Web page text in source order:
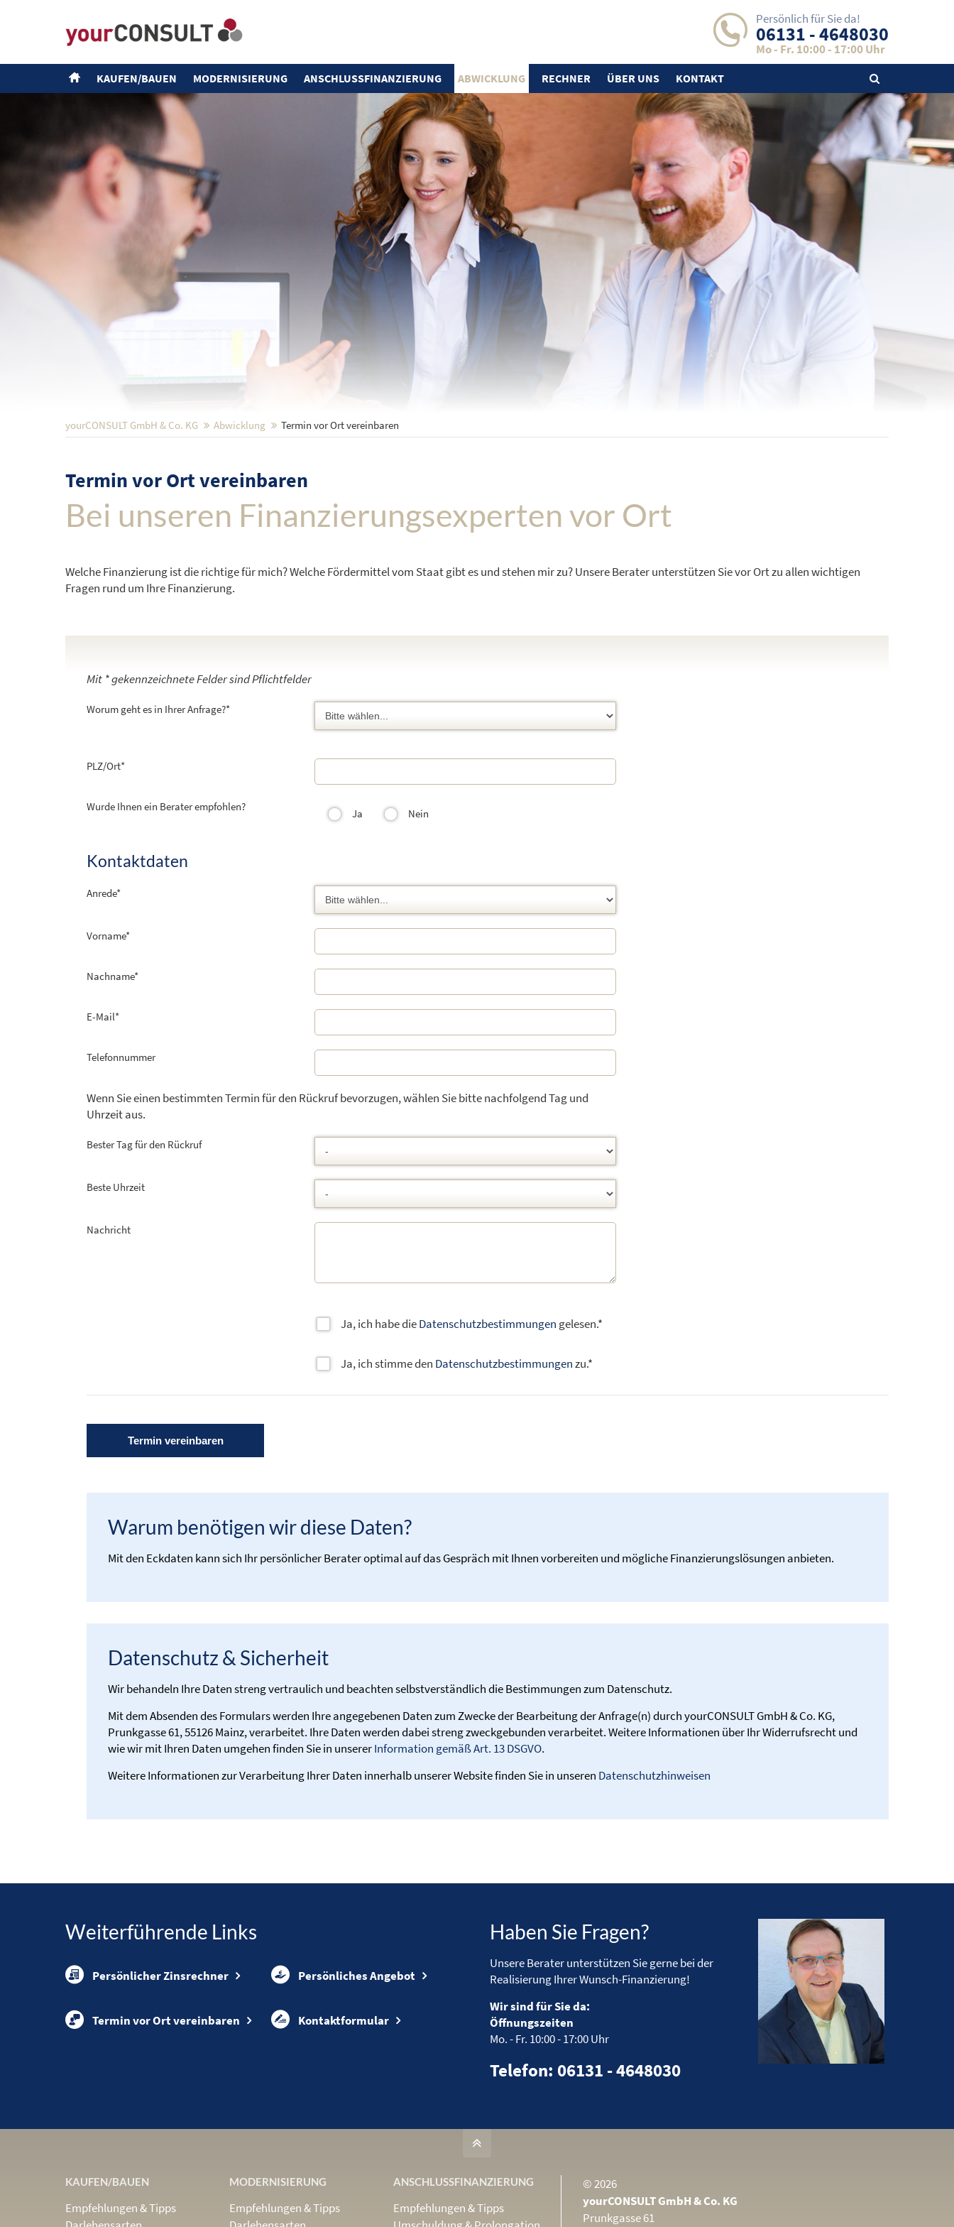
Persönlich für Sie da!
06131 - 4648030
Mo - Fr. 10:00 - 17:00 Uhr
KAUFEN/BAUEN MODERNISIERUNG ANSCHLUSS­FINANZIERUNG ABWICKLUNG RECHNER ÜBER UNS KONTAKT
yourCONSULT GmbH & Co. KG Abwicklung Termin vor Ort vereinbaren
Termin vor Ort vereinbaren
Bei unseren Finanzierungsexperten vor Ort
Welche Finanzierung ist die richtige für mich? Welche Fördermittel vom Staat gibt es und stehen mir zu? Unsere Berater unterstützen Sie vor Ort zu allen wichtigen
Fragen rund um Ihre Finanzierung.
Mit * gekennzeichnete Felder sind Pflichtfelder
Worum geht es in Ihrer Anfrage?*
PLZ/Ort*
Wurde Ihnen ein Berater empfohlen?
Ja Nein
Kontaktdaten
Anrede*
Vorname*
Nachname*
E-Mail*
Telefonnummer
Wenn Sie einen bestimmten Termin für den Rückruf bevorzugen, wählen Sie bitte nachfolgend Tag und
Uhrzeit aus.
Bester Tag für den Rückruf
Beste Uhrzeit
Nachricht
Ja, ich habe dieDatenschutzbestimmungen gelesen.*
Ja, ich stimme den Datenschutzbestimmungenzu.*
Warum benötigen wir diese Daten?
Mit den Eckdaten kann sich Ihr persönlicher Berater optimal auf das Gespräch mit Ihnen vorbereiten und mögliche Finanzierungslösungen anbieten.
Datenschutz & Sicherheit
Wir behandeln Ihre Daten streng vertraulich und beachten selbstverständlich die Bestimmungen zum Datenschutz.
Mit dem Absenden des Formulars werden Ihre angegebenen Daten zum Zwecke der Bearbeitung der Anfrage(n) durch yourCONSULT GmbH & Co. KG,
Prunkgasse 61, 55126 Mainz, verarbeitet. Ihre Daten werden dabei streng zweckgebunden verarbeitet. Weitere Informationen über Ihr Widerrufsrecht und
wie wir mit Ihren Daten umgehen finden Sie in unsererInformation gemäß Art. 13 DSGVO.
Weitere Informationen zur Verarbeitung Ihrer Daten innerhalb unserer Website finden Sie in unseren Datenschutzhinweisen
Weiterführende Links
Persönlicher Zinsrechner Persönliches Angebot
Termin vor Ort vereinbaren Kontaktformular
Haben Sie Fragen?
Unsere Berater unterstützen Sie gerne bei der
Realisierung Ihrer Wunsch-Finanzierung!
Wir sind für Sie da:
Öffnungszeiten
Mo. - Fr. 10:00 - 17:00 Uhr
Telefon: 06131 - 4648030
KAUFEN/BAUEN
Empfehlungen & Tipps
MODERNISIERUNG
Empfehlungen & Tipps
ANSCHLUSS­FINANZIERUNG
Empfehlungen & Tipps
© 2026
yourCONSULT GmbH & Co. KG
Prunkgasse 61